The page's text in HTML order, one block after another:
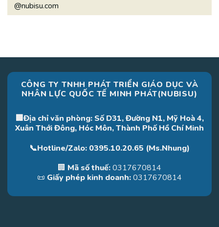
@nubisu.com
CÔNG TY TNHH PHÁT TRIỂN GIÁO DỤC VÀ
NHÂN LỰC QUỐC TẾ MINH PHÁT(NUBISU)
🏢Địa chỉ văn phòng: Số D31, Đường N1, Mỹ Hoà 4,
Xuân Thới Đông, Hóc Môn, Thành Phố Hồ Chí Minh
📞Hotline/Zalo: 0395.10.20.65 (Ms.Nhung)
🏢 Mã số thuế:0317670814
📜 Giấy phép kinh doanh:0317670814